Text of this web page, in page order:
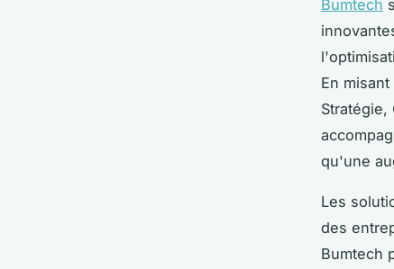
Bumtech
En
qu'une
Les
des
Bumtech